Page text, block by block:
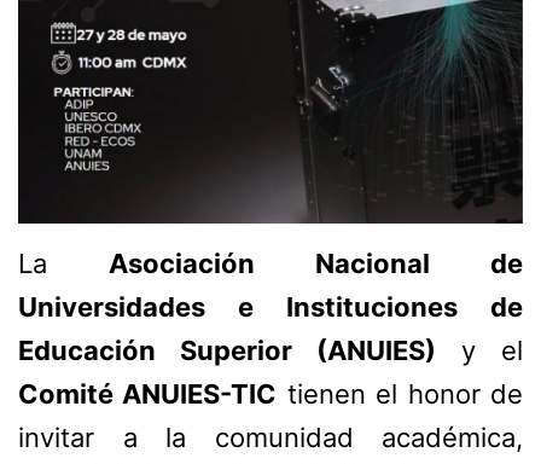
La Asociación Nacional de
Universidades e Instituciones de
Educación Superior (ANUIES) y el
Comité ANUIES-TIC tienen el honor de
invitar a la comunidad académica,